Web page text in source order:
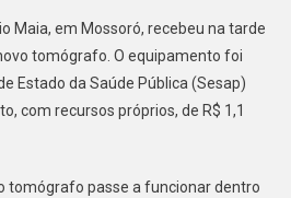
REGIONAL
TARCÍSIO
MAIA
RECEBE
Maia, em Mossoró, recebeu na tarde
tomógrafo. O equipamento foi
Estado da Saúde Pública (Sesap)
com recursos próprios, de R$ 1,1
tomógrafo passe a funcionar dentro